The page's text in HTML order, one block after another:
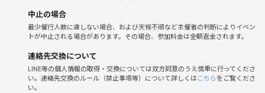
中止の場合
最少催行人数に達しない場合、および天候不順など主催者の判断によりイベン
トが中止される場合があります。その場合、参加料金は全額返金されます。
連絡先交換について
LINE等の個人情報の取得・交換については双方同意のうえ慎重に行ってくださ
い。連絡先交換のルール（禁止事項等）について詳しくはこちらをご覧くださ
い。